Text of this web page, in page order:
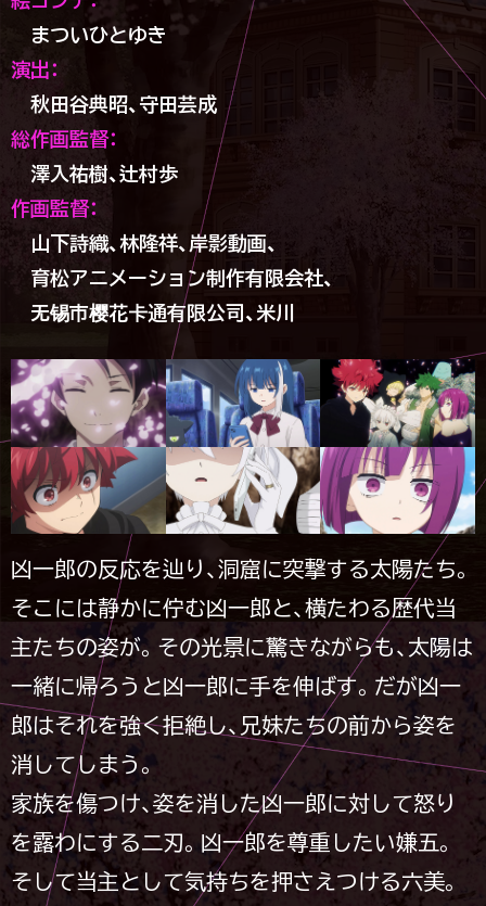
まついひとゆき
演出：
秋田谷典昭、 守田芸成
総作画監督：
澤入祐樹、 辻村歩
作画監督：
山下詩織、 林隆祥、 岸影動画、
育松アニメーション制作有限会社、
无锡市樱花卡通有限公司、 米川
凶一郎の反応を辿り、洞窟に突撃する太陽たち。
そこには静かに佇む凶一郎と、横たわる歴代当
主たちの姿が。その光景に驚きながらも、太陽は
一緒に帰ろうと凶一郎に手を伸ばす。だが凶一
郎はそれを強く拒絶し、兄妹たちの前から姿を
消してしまう。
家族を傷つけ、姿を消した凶一郎に対して怒り
を露わにする二刃。凶一郎を尊重したい嫌五。
そして当主として気持ちを押さえつける六美。